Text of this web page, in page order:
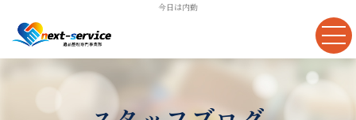
今日は内勤